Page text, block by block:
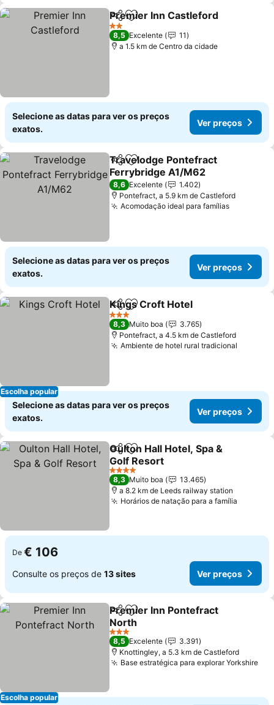
PartilharAdicionar aos favoritos
Premier Inn Castleford
2 Estrelas
8,5 Excelente
11
a 1.5 km de Centro da cidade
Selecione as datas para ver os preços
exatos.
Ver preços
PartilharAdicionar aos favoritos
Travelodge Pontefract
Ferrybridge A1/M62
Ver preços
8,6 Excelente
1.402
Pontefract, a 5.9 km de Castleford
Acomodação ideal para famíliasVer
Selecione as datas para ver os preços
exatos.
Ver preços
Escolha popular
PartilharAdicionar aos favoritos
Kings Croft Hotel
3 Estrelas
8,3 Muito boa
3.765
Pontefract, a 4.5 km de Castleford
Ambiente de hotel rural tradicional
Selecione as datas para ver os preços
exatos.
Ver preços
PartilharAdicionar aos favoritos
Oulton Hall Hotel, Spa &
Golf Resort
Ver preços
4 Estrelas
8,3 Muito boa
13.465
a 8.2 km de Leeds railway station
Horários de natação para a família
De € 106
Consulte os preços de 13 sites Ver preços
Escolha popular
PartilharAdicionar aos favoritos
Premier Inn Pontefract
North
Ver preços
3 Estrelas
8,5 Excelente
3.391
Knottingley, a 5.3 km de Castleford
Base estratégica para explorar Yorkshire